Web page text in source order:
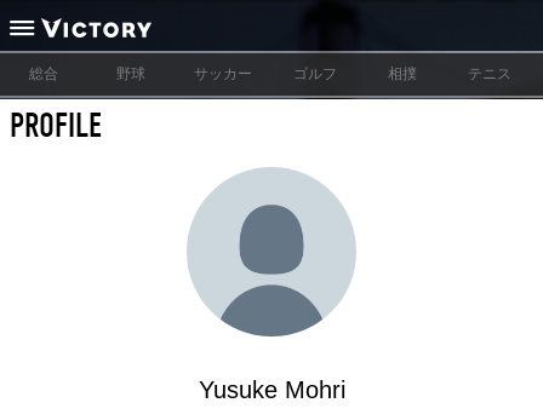
総合 野球 サッカー ゴルフ 相撲 テニス
PROFILE
Yusuke Mohri